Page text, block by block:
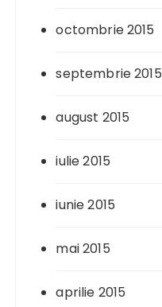
octombrie 2015
septembrie 2015
august 2015
iulie 2015
iunie 2015
mai 2015
aprilie 2015